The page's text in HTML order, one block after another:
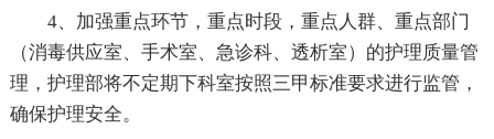
4、加强重点环节，重点时段，重点人群、重点部门
（消毒供应室、手术室、急诊科、透析室）的护理质量管
理，护理部将不定期下科室按照三甲标准要求进行监管，
确保护理安全。